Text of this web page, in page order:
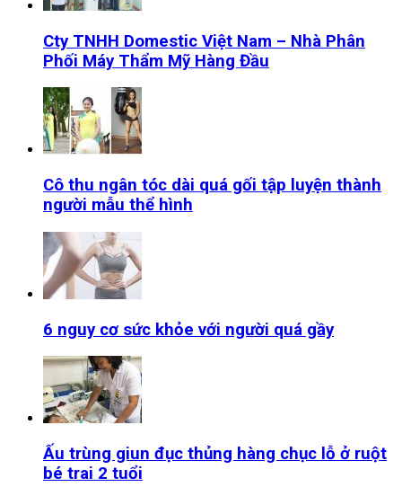
Cty TNHH Domestic Việt Nam – Nhà Phân
Phối Máy Thẩm Mỹ Hàng Đầu
Cô thu ngân tóc dài quá gối tập luyện thành
người mẫu thể hình
6 nguy cơ sức khỏe với người quá gầy
Ấu trùng giun đục thủng hàng chục lỗ ở ruột
bé trai 2 tuổi